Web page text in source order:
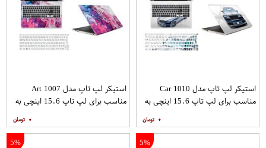
استیکر لپ تاپ مدل Car 1010
مناسب برای لپ تاپ 15.6 اینچی به
۰
استیکر لپ تاپ مدل Art 1007
مناسب برای لپ تاپ 15.6 اینچی به
۰
5%
5%